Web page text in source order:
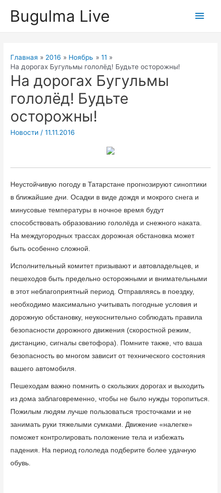
Bugulma Live
Главная 2016 Ноябрь
11
На дорогах Бугульмы гололёд! Будьте осторожны!
На дорогах Бугульмы
гололёд! Будьте
осторожны!
Новости /11.11.2016
Неустойчивую погоду в Татарстане прогнозируют синоптики
в ближайшие дни. Осадки в виде дождя и мокрого снега и
минусовые температуры в ночное время будут
способствовать образованию гололёда и снежного наката.
На междугородных трассах дорожная обстановка может
быть особенно сложной.
Исполнительный комитет призывают и автовладельцев, и
пешеходов быть предельно осторожными и внимательными
в этот неблагоприятный период. Отправляясь в поездку,
необходимо максимально учитывать погодные условия и
дорожную обстановку, неукоснительно соблюдать правила
безопасности дорожного движения (скоростной режим,
дистанцию, сигналы светофора). Помните также, что ваша
безопасность во многом зависит от технического состояния
вашего автомобиля.
Пешеходам важно помнить о скользких дорогах и выходить
из дома заблаговременно, чтобы не было нужды торопиться.
Пожилым людям лучше пользоваться тросточками и не
занимать руки тяжелыми сумками. Движение «налегке»
поможет контролировать положение тела и избежать
падения. На период гололеда подберите более удачную
обувь.